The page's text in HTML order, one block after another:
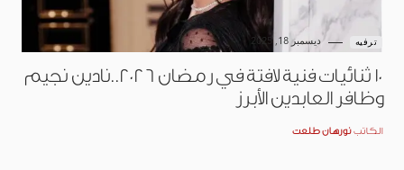
ترفيه ديسمبر 18, 2025
10 ثنائيات فنية لافتة في رمضان 2026..نادين نجيم
وظافر العابدين الأبرز
الكاتب نورهان طلعت